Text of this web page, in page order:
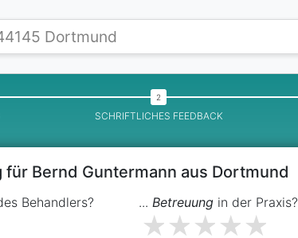
SCHRIFTLICHES FEEDBACK
Bernd Guntermann aus Dortmund
Behandlers? ... Betreuungin der Praxis?